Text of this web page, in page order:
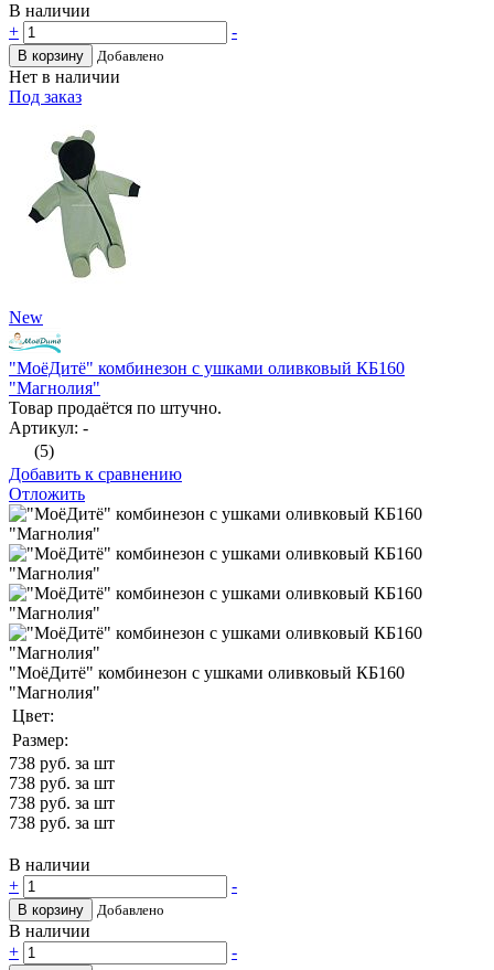
В наличии
+
-
В корзину Добавлено
Нет в наличии
Под заказ
New
"МоёДитё" комбинезон с ушками оливковый КБ160
"Магнолия"
Товар продаётся по штучно.
Артикул: -
(5)
Добавить к сравнению
Отложить
"МоёДитё" комбинезон с ушками оливковый КБ160
"Магнолия"
Цвет:
Размер:
738 руб. за шт
738 руб. за шт
738 руб. за шт
738 руб. за шт
В наличии
+
-
В корзину Добавлено
В наличии
+
-